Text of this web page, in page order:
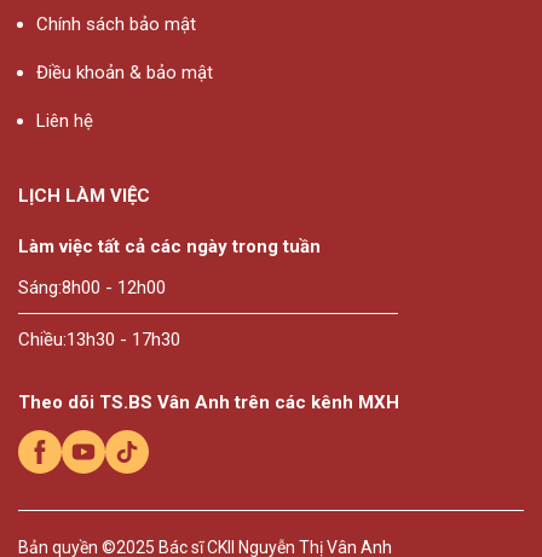
Chính sách bảo mật
Điều khoản & bảo mật
Liên hệ
LỊCH LÀM VIỆC
Làm việc tất cả các ngày trong tuần
Sáng:8h00 - 12h00
Chiều:13h30 - 17h30
Theo dõi TS.BS Vân Anh trên các kênh MXH
Bản quyền ©2025 Bác sĩ CKII Nguyễn Thị Vân Anh